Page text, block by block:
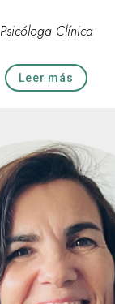
Psicóloga Clínica
Leer más